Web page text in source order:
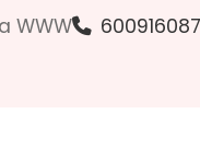
WWW 600916087